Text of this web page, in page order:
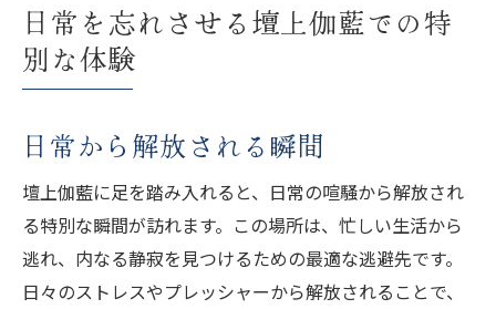
日常を忘れさせる壇上伽藍での特
別な体験
日常から解放される瞬間
壇上伽藍に足を踏み入れると、日常の喧騒から解放され
る特別な瞬間が訪れます。この場所は、忙しい生活から
逃れ、内なる静寂を見つけるための最適な逃避先です。
日々のストレスやプレッシャーから解放されることで、